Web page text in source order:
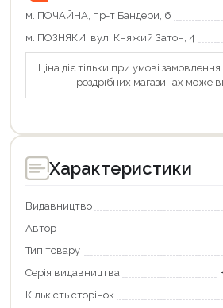
м. ПОЧАЙНА, пр-т Бандери, 6
м. ПОЗНЯКИ, вул. Княжий Затон, 4
Ціна діє тільки при умові замовлення
роздрібних магазинах може
Характеристики
Видавництво
Автор
Тип товару
Серія видавництва
Кількість сторінок